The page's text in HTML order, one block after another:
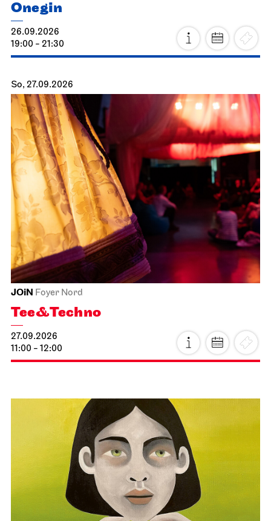
Onegin
26.09.2026
19:00 - 21:30
So, 27.09.2026
JOiN Foyer Nord
Tee&Techno
27.09.2026
11:00 - 12:00